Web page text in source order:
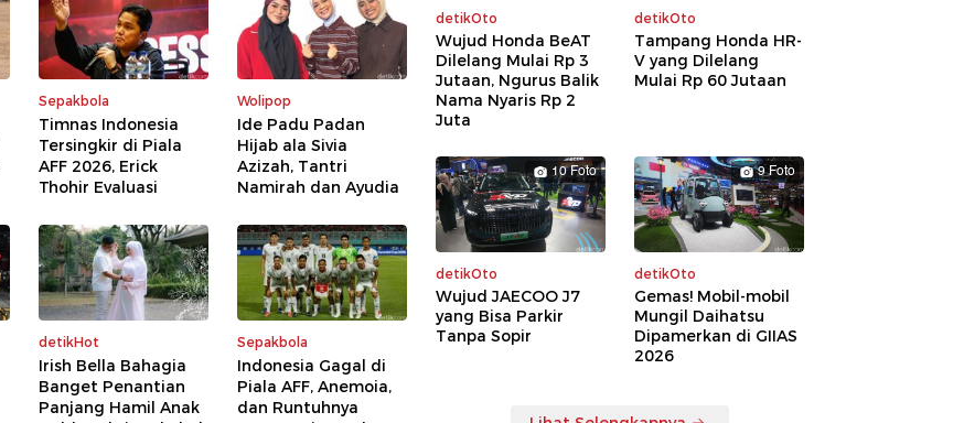
Sepakbola
Timnas Indonesia
Tersingkir di Piala
AFF 2026, Erick
Thohir Evaluasi
Wolipop
Ide Padu Padan
Hijab ala Sivia
Azizah, Tantri
Namirah dan Ayudia
detikHot
Irish Bella Bahagia
Banget Penantian
Panjang Hamil Anak
Sepakbola
Indonesia Gagal di
Piala AFF, Anemoia,
dan Runtuhnya
detikOto
Wujud Honda BeAT
Dilelang Mulai Rp 3
Jutaan, Ngurus Balik
Nama Nyaris Rp 2
Juta
detikOto
Tampang Honda HR-
V yang Dilelang
Mulai Rp 60 Jutaan
10 Foto
detikOto
Wujud JAECOO J7
yang Bisa Parkir
Tanpa Sopir
9 Foto
detikOto
Gemas! Mobil-mobil
Mungil Daihatsu
Dipamerkan di GIIAS
2026